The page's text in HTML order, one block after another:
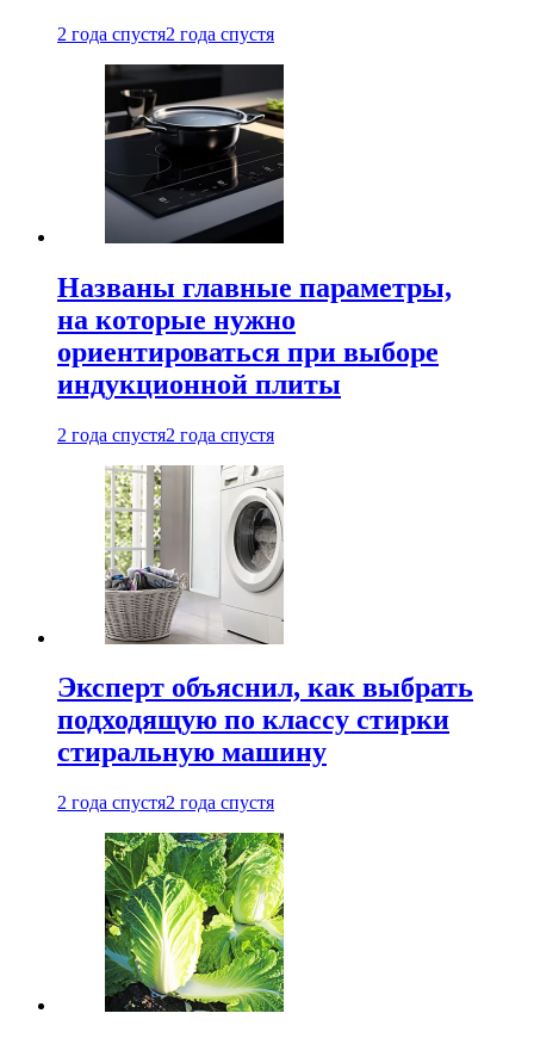
2 года спустя2 года спустя
Названы главные параметры,
на которые нужно
ориентироваться при выборе
индукционной плиты
2 года спустя2 года спустя
Эксперт объяснил, как выбрать
подходящую по классу стирки
стиральную машину
2 года спустя2 года спустя